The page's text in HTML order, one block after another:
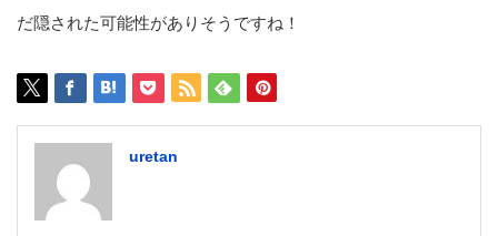
だ隠された可能性がありそうですね！
uretan